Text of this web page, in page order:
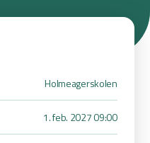
Holmeagerskolen
1. feb. 2027 09:00